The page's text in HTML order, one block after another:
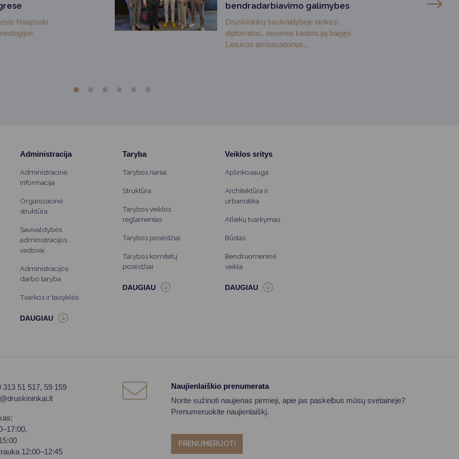
Haapsalu
bendradarbiavimo galimybes
Druskininkų savivaldybėje lankėsi
diplomatas, neseniai kadenciją baigęs
Lietuvos ambasadorius...
Administracija
Administracinė
informacija
Organizacinė
struktūra
Savivaldybės
administracijos
vadovai
Administracijos
darbo taryba
Tvarkos ir taisyklės
Taryba
Tarybos nariai
Struktūra
Tarybos veiklos
reglamentas
Tarybos posėdžiai
Tarybos komitetų
posėdžiai
Veiklos sritys
Aplinkosauga
Architektūra ir
urbanistika
Atliekų tvarkymas
Būstas
Bendruomeninė
veikla
313 51 517, 59 159
12:00–12:45
Naujienlaiškio prenumerata
Norite sužinoti naujienas pirmieji, apie jas paskelbus mūsų svetainėje?
Prenumeruokite naujienlaiškį.
PRENUMERUOTI